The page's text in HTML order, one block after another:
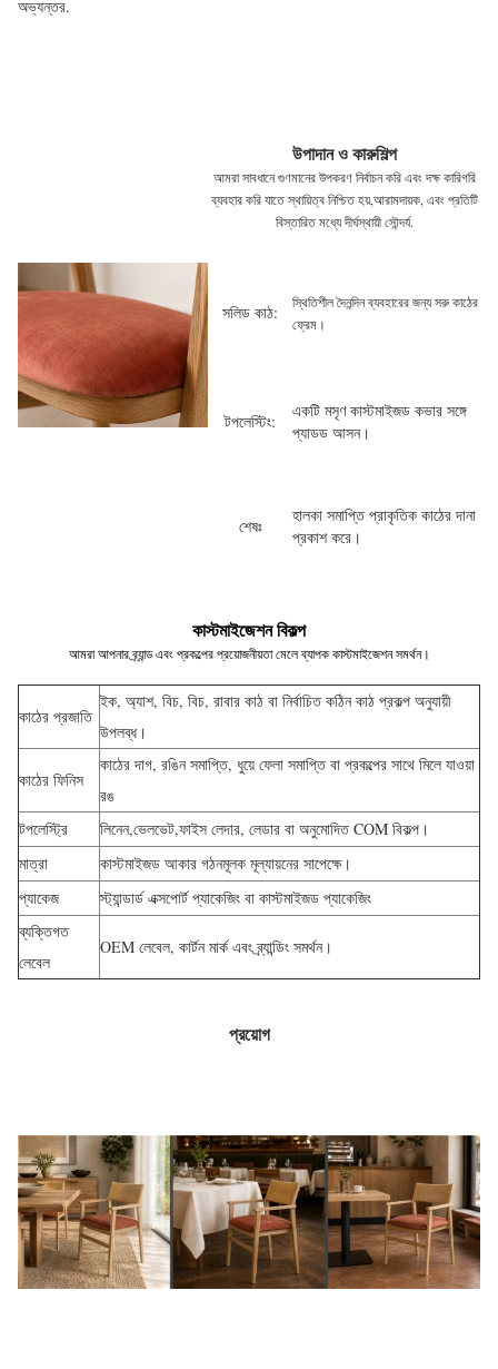
অভ্যন্তর.
উপাদান ও কারুশিল্প
আমরা সাবধানে গুণমানের উপকরণ নির্বাচন করি এবং দক্ষ কারিগরি
ব্যবহার করি যাতে স্থায়িত্ব নিশ্চিত হয়,আরামদায়ক, এবং প্রতিটি
বিস্তারিত মধ্যে দীর্ঘস্থায়ী সৌন্দর্য.
সলিড কাঠ:
স্থিতিশীল দৈনন্দিন ব্যবহারের জন্য সরু কাঠের
ফ্রেম।
টপলেস্টিং:
একটি মসৃণ কাস্টমাইজড কভার সঙ্গে
প্যাডড আসন।
শেষঃ
হালকা সমাপ্তি প্রাকৃতিক কাঠের দানা
প্রকাশ করে।
কাস্টমাইজেশন বিকল্প
আমরা আপনার ব্র্যান্ড এবং প্রকল্পের প্রয়োজনীয়তা মেলে ব্যাপক কাস্টমাইজেশন সমর্থন।
কাঠের প্রজাতি
ইক, অ্যাশ, বিচ, বিচ, রাবার কাঠ বা নির্বাচিত কঠিন কাঠ প্রকল্প অনুযায়ী
উপলব্ধ।
কাঠের ফিনিস
কাঠের দাগ, রঙিন সমাপ্তি, ধুয়ে ফেলা সমাপ্তি বা প্রকল্পের সাথে মিলে যাওয়া
রঙ
টপলেস্ট্রি
লিনেন,ভেলভেট,ফাইস লেদার, লেডার বা অনুমোদিত COM বিকল্প।
মাত্রা
কাস্টমাইজড আকার গঠনমূলক মূল্যায়নের সাপেক্ষে।
প্যাকেজ
স্ট্যান্ডার্ড এক্সপোর্ট প্যাকেজিং বা কাস্টমাইজড প্যাকেজিং
ব্যক্তিগত
লেবেল
OEM লেবেল, কার্টন মার্ক এবং ব্র্যান্ডিং সমর্থন।
প্রয়োগ